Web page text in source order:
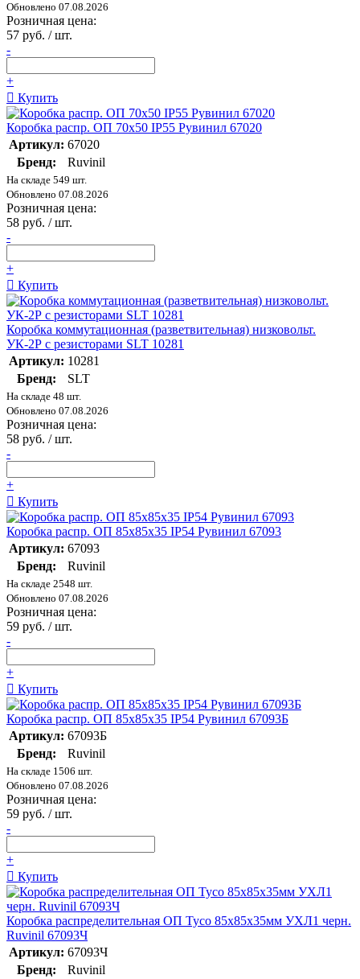
Обновлено 07.08.2026
Розничная цена:
57 руб. / шт.
-
+
Купить
Коробка распр. ОП 70х50 IP55 Рувинил 67020
Артикул: 67020
Бренд:
Ruvinil
На складе 549 шт.
Обновлено 07.08.2026
Розничная цена:
58 руб. / шт.
-
+
Купить
Коробка коммутационная (разветвительная) низковольт.
УК-2Р с резисторами SLT 10281
Артикул: 10281
Бренд:
SLT
На складе 48 шт.
Обновлено 07.08.2026
Розничная цена:
58 руб. / шт.
-
+
Купить
Коробка распр. ОП 85х85х35 IP54 Рувинил 67093
Артикул: 67093
Бренд:
Ruvinil
На складе 2548 шт.
Обновлено 07.08.2026
Розничная цена:
59 руб. / шт.
-
+
Купить
Коробка распр. ОП 85х85х35 IP54 Рувинил 67093Б
Артикул: 67093Б
Бренд:
Ruvinil
На складе 1506 шт.
Обновлено 07.08.2026
Розничная цена:
59 руб. / шт.
-
+
Купить
Коробка распределительная ОП Тусо 85х85х35мм УХЛ1 черн.
Ruvinil 67093Ч
Артикул: 67093Ч
Бренд:
Ruvinil